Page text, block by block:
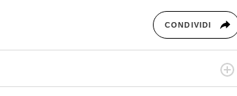
CONDIVIDI
Management e Google Digital Training su